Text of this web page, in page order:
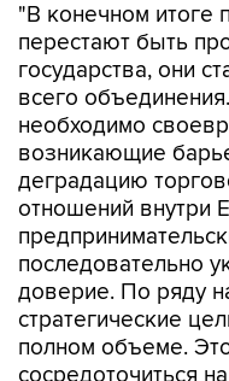
"В конечном
перестают быть
государства, они
всего
необходимо
возникающие
деградацию
отношений внутри
последовательно
доверие. По ряду
стратегические
полном объеме.